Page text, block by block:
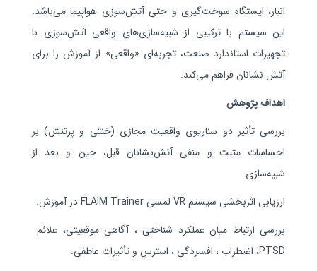
انبار، ایستگاه سوخت‌گیری و حتی آتش‌سوزی هواپیما می‌باشد.
این سیستم با ترکیبی از شبیه‌سازی‌های واقعی آتش‌سوزی با
تجهیزات استاندارد صنعت، تجربه‌ای «واقعی» از آموزش را برای
آتش‌ نشانان فراهم می‌کند.
اهداف پژوهش
بررسی تأثیر دو سناریوی واقعیت مجازی (خنثی و پرتنش) بر
احساسات مثبت و منفی آتش‌نشانان قبل، حین و بعد از
شبیه‌سازی.
ارزیابی اثربخشی سیستمVR لمسیFLAIM Trainerدر آموزش.
بررسی ارتباط میان عملکرد شناختی ، آگاهی موقعیتی، علائم
PTSD، اضطراب ، افسردگی ، استرس و تأثیرات عاطفی.